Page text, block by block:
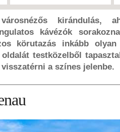
Ellátás
reggeli
Ellátás
teljes panzió
Besorolás
5*
Szállás
Hotel
Utazás
+
kirándulás,
kávézók
körutazás inkább
testközelből
a színes jelenbe.